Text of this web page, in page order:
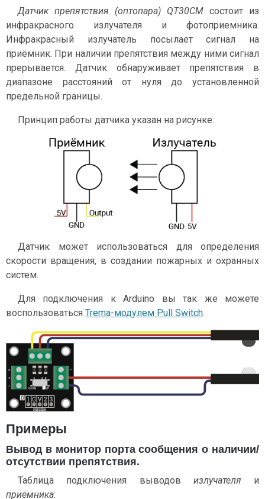
Датчик препятствия (оптопара) QT30CM состоит из
инфракрасного излучателя и фотоприемника.
Инфракрасный излучатель посылает сигнал на
приёмник. При наличии препятствия между ними сигнал
прерывается. Датчик обнаруживает препятствия в
диапазоне расстояний от нуля до установленной
предельной границы.
Принцип работы датчика указан на рисунке:
Датчик может использоваться для определения
скорости вращения, в создании пожарных и охранных
систем.
Для подключения к Arduino вы так же можете
воспользоваться Trema-модулем Pull Switch.
Примеры
Вывод в монитор порта сообщения о наличии/
отсутствии препятствия.
Таблица подключения выводов излучателя и
приёмника: